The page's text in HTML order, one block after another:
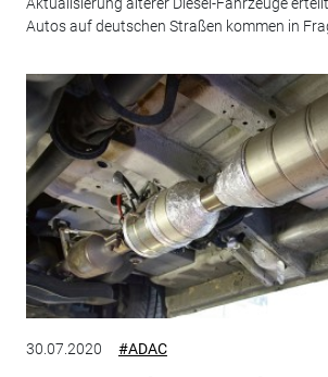
Aktualisierung älterer Diesel-Fahrzeuge
Autos auf deutschen Straßen kommen in
30.07.2020 #ADAC